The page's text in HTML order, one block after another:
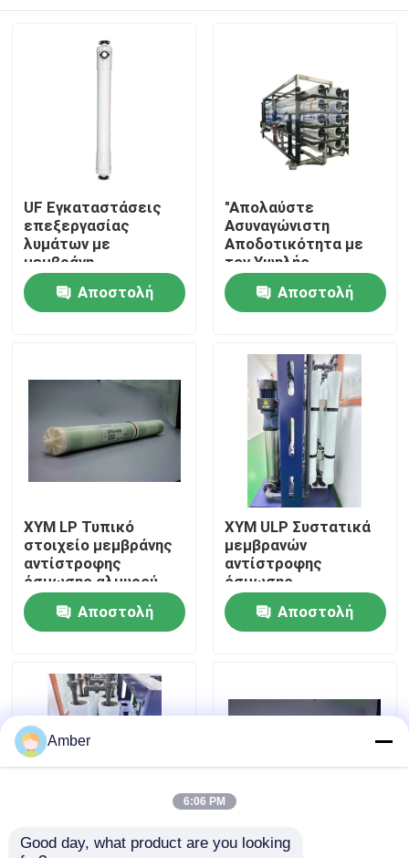
Προϊόντα
Βίντεο
Γύρος εργοστασίων
Ποιοτικός έλεγχος
Επικοινωνήστε μαζί μας
Ειδήσεις
Ζητήστε ένα απόσπασμα
UF Εγκαταστάσεις
επεξεργασίας
λυμάτων με
μεμβράνη
Αποστολή
"Απολαύστε
Ασυναγώνιστη
Αποδοτικότητα με
τον Υψηλής
Απόδοσης
Βιοαντιδραστήρα
Μεμβράνης για
Αποστολή
XYM LP Τυπικό
στοιχείο μεμβράνης
αντίστροφης
όσμωσης αλμυρού
νερού
Αποστολή
XYM ULP Συστατικά
μεμβρανών
αντίστροφης
όσμωσης
αφαλάτωσης
χαμηλής πίεσης
Αποστολή
Στοιχείο μεμβράνης
XYM Αντι-Πετάλυνση
Amber
6:06 PM
Good day, what product are you looking